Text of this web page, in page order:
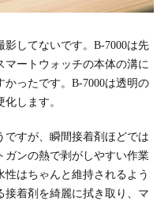
してないです。B-7000は先
ートウォッチの本体の溝に
ったです。B-7000は透明の
します。
すが、瞬間接着剤ほどでは
ガンの熱で剥がしやすい作業
はちゃんと維持されるよう
接着剤を綺麗に拭き取り、マ